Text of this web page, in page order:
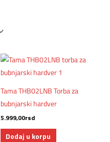
Tama THB02LNB Torba za
bubnjarski hardver
5.999,00rsd
Dodaj u korpu